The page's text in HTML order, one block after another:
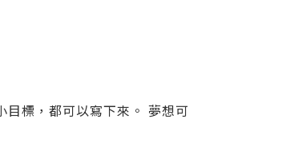
標，都可以寫下來。 夢想可